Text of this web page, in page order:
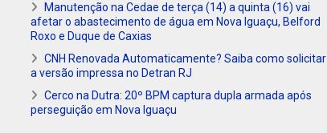
Manutenção na Cedae de terça (14) a quinta (16) vai
afetar o abastecimento de água em Nova Iguaçu, Belford
Roxo e Duque de Caxias
CNH Renovada Automaticamente? Saiba como solicitar
a versão impressa no Detran RJ
Cerco na Dutra: 20º BPM captura dupla armada após
perseguição em Nova Iguaçu